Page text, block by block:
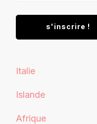
Italie
Islande
Afrique